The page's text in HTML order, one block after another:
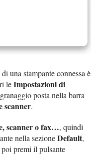
di una stampante connessa è
leImpostazioni di
posta nella barra
scanner.
scanner o fax…, quindi
nella sezioneDefault,
poi premi il pulsante